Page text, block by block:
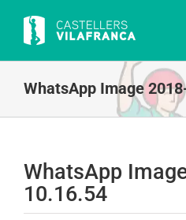
content
WhatsApp Image
WhatsApp
10.16.54